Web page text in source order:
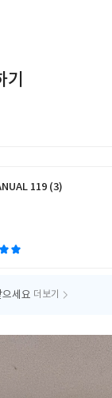
119 (3)
세요 더보기